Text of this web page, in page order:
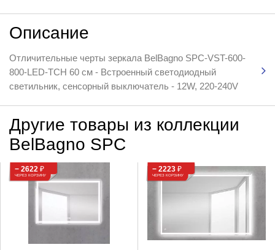
Описание
Отличительные черты зеркала BelBagno SPC-VST-600-
800-LED-TCH 60 см - Встроенный светодиодный
светильник, сенсорный выключатель - 12W, 220-240V
Другие товары из коллекции
BelBagno SPC
− 2622 ₽
ЧЕРЕЗ КОРЗИНУ
− 2223 ₽
ЧЕРЕЗ КОРЗИНУ